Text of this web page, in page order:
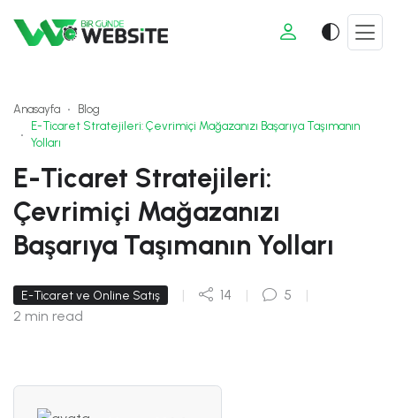
Anasayfa
Blog
E-Ticaret Stratejileri: Çevrimiçi Mağazanızı Başarıya Taşımanın
Yolları
E-Ticaret Stratejileri:
Çevrimiçi Mağazanızı
Başarıya Taşımanın Yolları
E-Ticaret ve Online Satış | 14 | 5
|
2 min read